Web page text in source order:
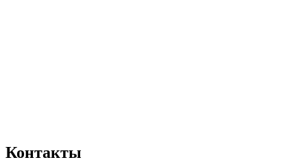
Контакты